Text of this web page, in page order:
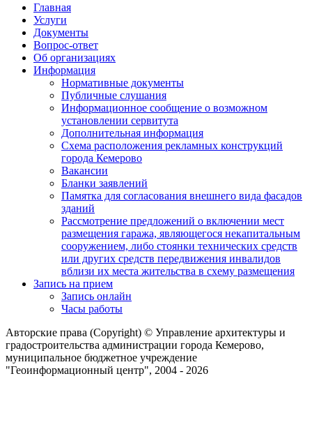
Главная
Услуги
Документы
Вопрос-ответ
Об организациях
Информация
Нормативные документы
Публичные слушания
Информационное сообщение о возможном
установлении сервитута
Дополнительная информация
Схема расположения рекламных конструкций
города Кемерово
Вакансии
Бланки заявлений
Памятка для согласования внешнего вида фасадов
зданий
Рассмотрение предложений о включении мест
размещения гаража, являющегося некапитальным
сооружением, либо стоянки технических средств
или других средств передвижения инвалидов
вблизи их места жительства в схему размещения
Запись на прием
Запись онлайн
Часы работы
Авторские права (Copyright) © Управление архитектуры и
градостроительства администрации города Кемерово,
муниципальное бюджетное учреждение
"Геоинформационный центр", 2004 - 2026